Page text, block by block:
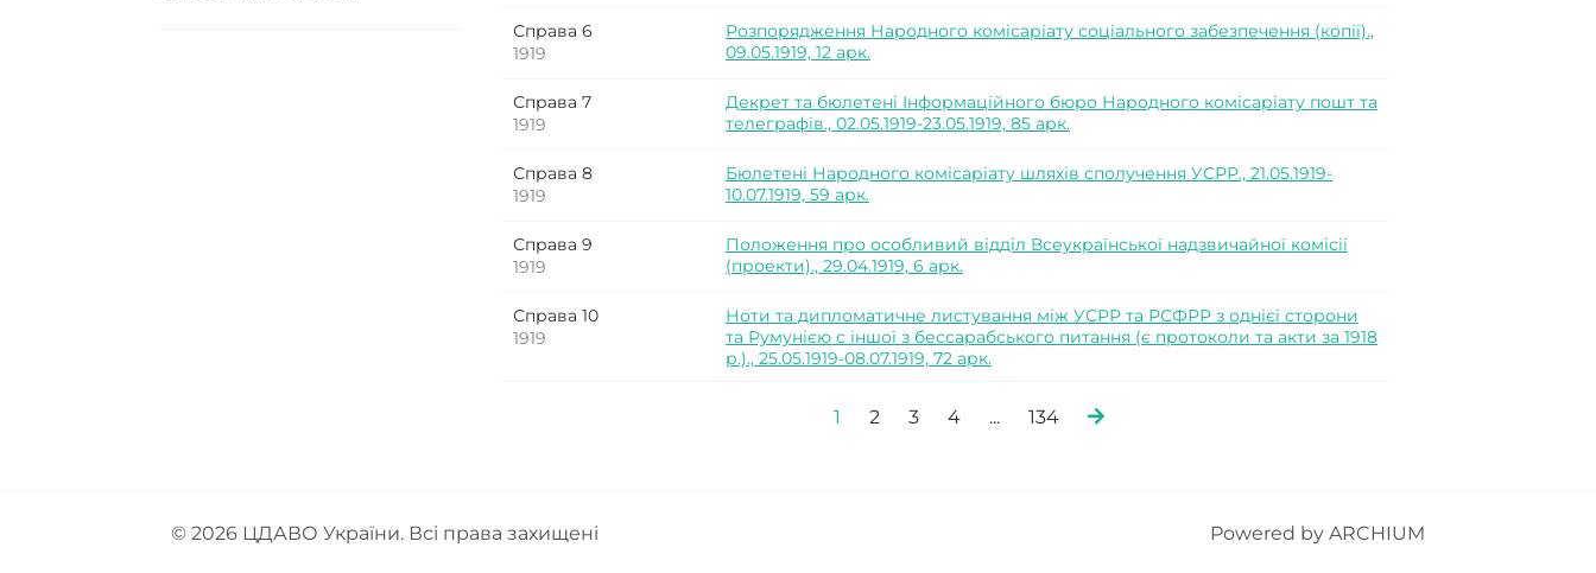
Справа 6
1919
Розпорядження Народного комісаріату соціального забезпечення (копії).,
09.05.1919, 12 арк.
Справа 7
1919
Декрет та бюлетені Інформаційного бюро Народного комісаріату пошт та
телеграфів., 02.05.1919-23.05.1919, 85 арк.
Справа 8
1919
Бюлетені Народного комісаріату шляхів сполучення УСРР., 21.05.1919-
10.07.1919, 59 арк.
Справа 9
1919
Положення про особливий відділ Всеукраїнської надзвичайної комісії
(проекти)., 29.04.1919, 6 арк.
Справа 10
1919
Ноти та дипломатичне листування між УСРР та РСФРР з однієї сторони
та Румунією с іншої з бессарабського питання (є протоколи та акти за 1918
р.)., 25.05.1919-08.07.1919, 72 арк.
1 2 3 4 ... 134
© 2026 ЦДАВО України. Всі права захищені Powered by ARCHIUM